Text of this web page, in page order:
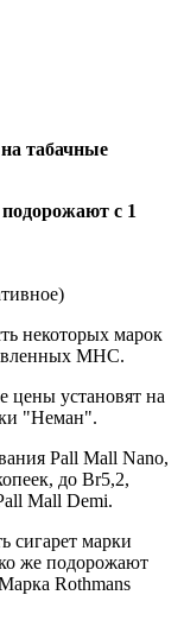
табачные
некоторых марок
МНС.
цены установят на
"Неман".
Pall Mall Nano,
до Br5,2,
Mall Demi.
сигарет марки
же подорожают
Rothmans